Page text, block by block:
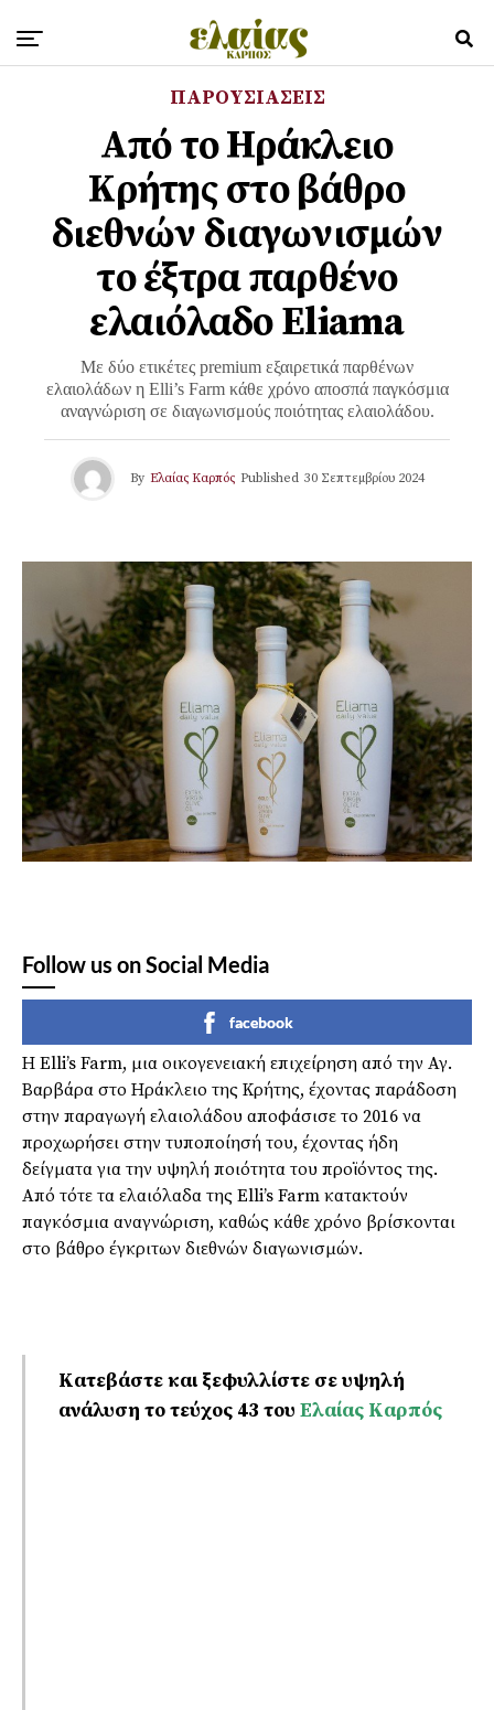
ΠΑΡΟΥΣΙΑΣΕΙΣ
Από το Ηράκλειο
Κρήτης στο βάθρο
διεθνών διαγωνισμών
το έξτρα παρθένο
ελαιόλαδο Eliama
Με δύο ετικέτες premium εξαιρετικά παρθένων
ελαιολάδων η Elli’s Farm κάθε χρόνο αποσπά παγκόσμια
αναγνώριση σε διαγωνισμούς ποιότητας ελαιολάδου.
By Ελαίας Καρπός Published 30 Σεπτεμβρίου 2024
Follow us on Social Media
facebook
Η Elli’s Farm, μια οικογενειακή επιχείρηση από την Αγ.
Βαρβάρα στο Ηράκλειο της Κρήτης, έχοντας παράδοση
στην παραγωγή ελαιολάδου αποφάσισε το 2016 να
προχωρήσει στην τυποποίησή του, έχοντας ήδη
δείγματα για την υψηλή ποιότητα του προϊόντος της.
Από τότε τα ελαιόλαδα της Elli’s Farm κατακτούν
παγκόσμια αναγνώριση, καθώς κάθε χρόνο βρίσκονται
στο βάθρο έγκριτων διεθνών διαγωνισμών.
Κατεβάστε και ξεφυλλίστε σε υψηλή
ανάλυση το τεύχος 43 του Ελαίας Καρπός